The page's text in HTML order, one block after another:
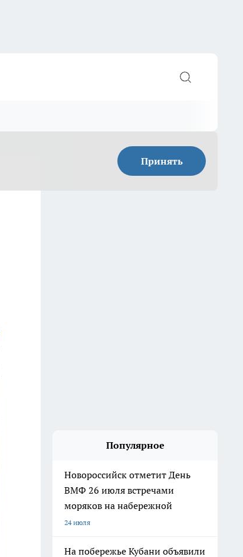
Принять
Популярное
Новороссийск отметит День
ВМФ 26 июля встречами
моряков на набережной
24 июля
На побережье Кубани объявили